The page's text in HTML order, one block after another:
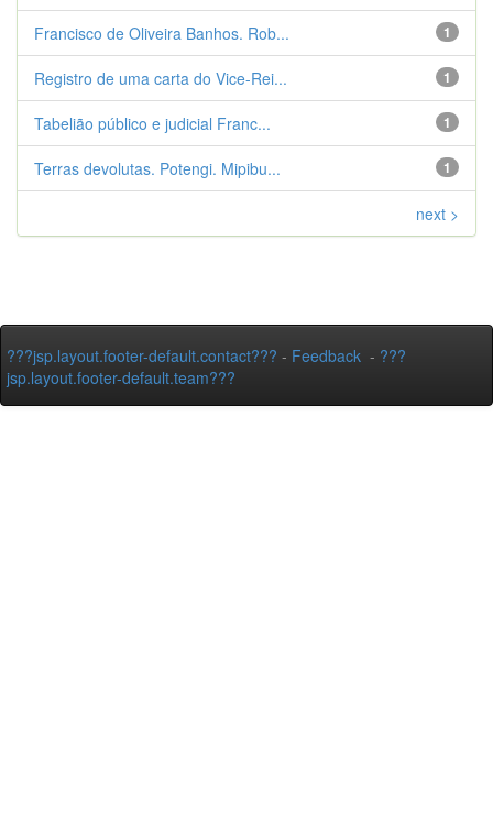
1
Francisco de Oliveira Banhos. Rob...
1
Registro de uma carta do Vice-Rei...
1
Tabelião público e judicial Franc...
1
Terras devolutas. Potengi. Mipibu...
next >
???jsp.layout.footer-default.contact??? - Feedback - ???
jsp.layout.footer-default.team???